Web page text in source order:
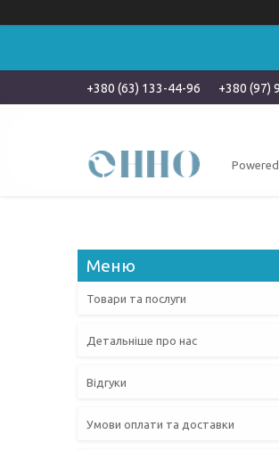
+380 (63) 133-44-96 +380 (97)
Товари та послуги
Детальніше про нас
Відгуки
Умови оплати та доставки